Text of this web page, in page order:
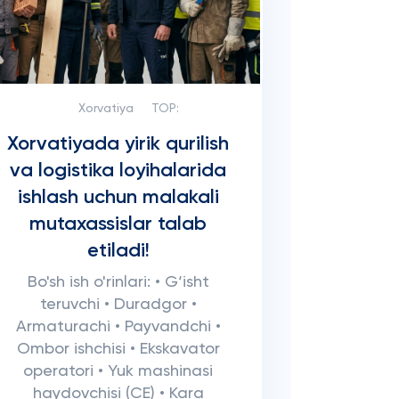
Xorvatiya TOP:
Xorvatiyada yirik qurilish
va logistika loyihalarida
ishlash uchun malakali
mutaxassislar talab
etiladi!
Bo'sh ish o'rinlari: • G‘isht
teruvchi • Duradgor •
Armaturachi • Payvandchi •
Ombor ishchisi • Ekskavator
operatori • Yuk mashinasi
haydovchisi (CE) • Kara